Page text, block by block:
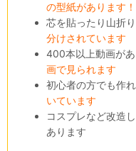
の型紙があります！
芯を貼ったり山折
分けされています
400本以上動画が
画で見られます
初心者の方でも作
いています
コスプレなど改造
あります